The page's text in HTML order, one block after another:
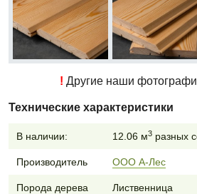
! Другие наши
Технические характеристики
В наличии: 12.06 м3разных
Производитель ООО А-Лес
Порода дерева Лиственница